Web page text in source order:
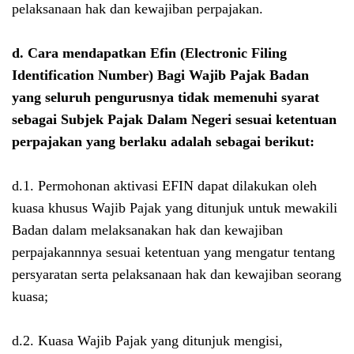
pelaksanaan hak dan kewajiban perpajakan.
d. Cara mendapatkan Efin (Electronic Filing
Identification Number) Bagi Wajib Pajak Badan
yang seluruh pengurusnya tidak memenuhi syarat
sebagai Subjek Pajak Dalam Negeri sesuai ketentuan
perpajakan yang berlaku adalah sebagai berikut:
d.1. Permohonan aktivasi EFIN dapat dilakukan oleh
kuasa khusus Wajib Pajak yang ditunjuk untuk mewakili
Badan dalam melaksanakan hak dan kewajiban
perpajakannnya sesuai ketentuan yang mengatur tentang
persyaratan serta pelaksanaan hak dan kewajiban seorang
kuasa;
d.2. Kuasa Wajib Pajak yang ditunjuk mengisi,